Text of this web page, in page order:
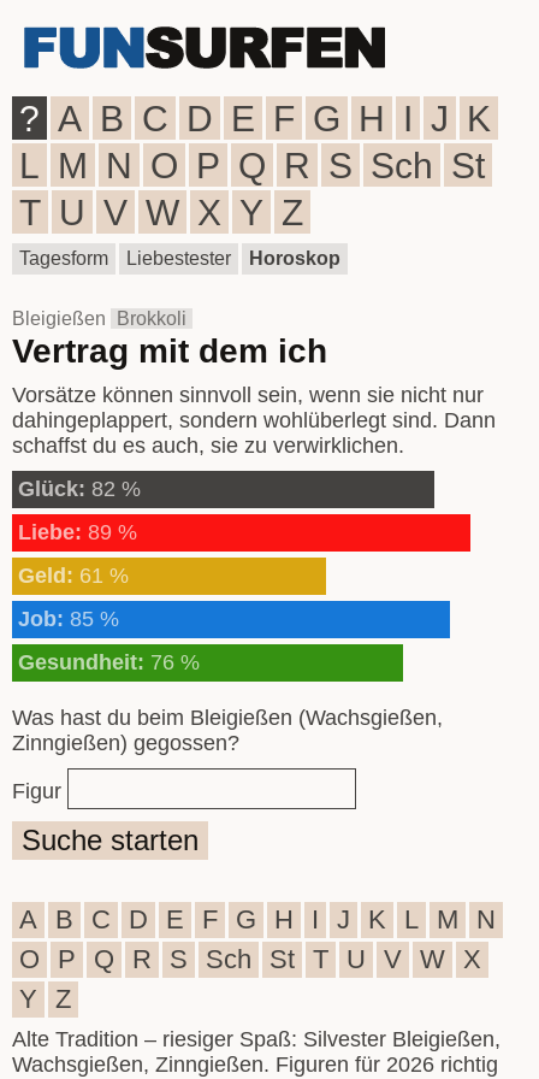
? A B C D E F G H I J K
L M N O P Q R S Sch St
T U V W X Y Z
Tagesform Liebestester Horoskop
Bleigießen Brokkoli
Vertrag mit dem ich
Vorsätze können sinnvoll sein, wenn sie nicht nur
dahingeplappert, sondern wohlüberlegt sind. Dann
schaffst du es auch, sie zu verwirklichen.
Glück: 82 %
Liebe: 89 %
Geld: 61 %
Job: 85 %
Gesundheit: 76 %
Was hast du beim Bleigießen (Wachsgießen,
Zinngießen) gegossen?
Figur
Suche starten
A B C D E F G H I J K L M
N
O
P Q R S Sch St T U V W X
Y
Z
Alte Tradition – riesiger Spaß: Silvester Bleigießen,
Wachsgießen, Zinngießen. Figuren für 2026 richtig